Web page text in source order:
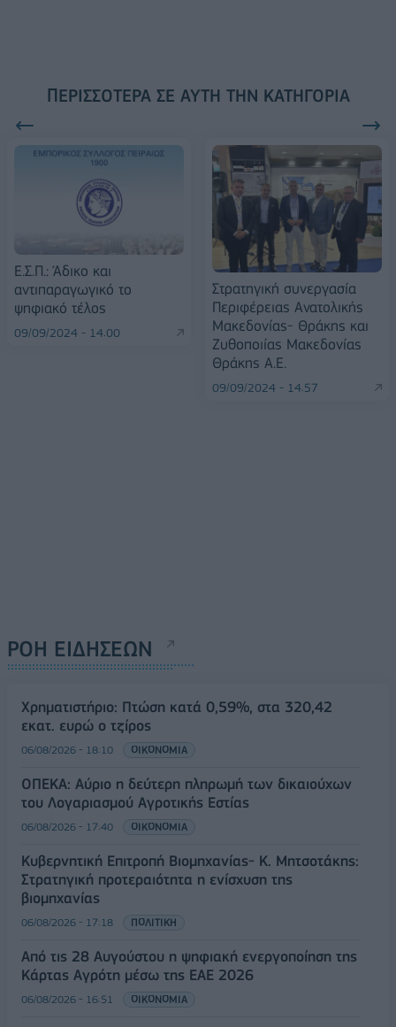
ΠΕΡΙΣΣΌΤΕΡΑ ΣΕ ΑΥΤΉ ΤΗΝ ΚΑΤΗΓΟΡΊΑ
Ε.Σ.Π.: Άδικο και
αντιπαραγωγικό το
ψηφιακό τέλος
09/09/2024 - 14:00
Στρατηγική συνεργασία
Περιφέρειας Ανατολικής
Μακεδονίας- Θράκης και
Ζυθοποιίας Μακεδονίας
Θράκης Α.Ε.
09/09/2024 - 14:57
ΡΟΗ ΕΙΔΗΣΕΩΝ
Χρηματιστήριο: Πτώση κατά 0,59%, στα 320,42
εκατ. ευρώ ο τζίρος
06/08/2026 - 18:10 ΟΙΚΟΝΟΜΙΑ
ΟΠΕΚΑ: Αύριο η δεύτερη πληρωμή των δικαιούχων
του Λογαριασμού Αγροτικής Εστίας
06/08/2026 - 17:40 ΟΙΚΟΝΟΜΙΑ
Κυβερνητική Επιτροπή Βιομηχανίας- Κ. Μητσοτάκης:
Στρατηγική προτεραιότητα η ενίσχυση της
βιομηχανίας
06/08/2026 - 17:18 ΠΟΛΙΤΙΚΗ
Από τις 28 Αυγούστου η ψηφιακή ενεργοποίηση της
Κάρτας Αγρότη μέσω της ΕΑΕ 2026
06/08/2026 - 16:51 ΟΙΚΟΝΟΜΙΑ